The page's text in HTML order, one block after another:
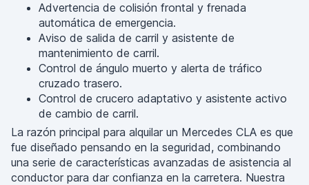
Advertencia de colisión frontal y frenada
automática de emergencia.
Aviso de salida de carril y asistente de
mantenimiento de carril.
Control de ángulo muerto y alerta de tráfico
cruzado trasero.
Control de crucero adaptativo y asistente activo
de cambio de carril.
La razón principal para alquilar un Mercedes CLA es que
fue diseñado pensando en la seguridad, combinando
una serie de características avanzadas de asistencia al
conductor para dar confianza en la carretera. Nuestra